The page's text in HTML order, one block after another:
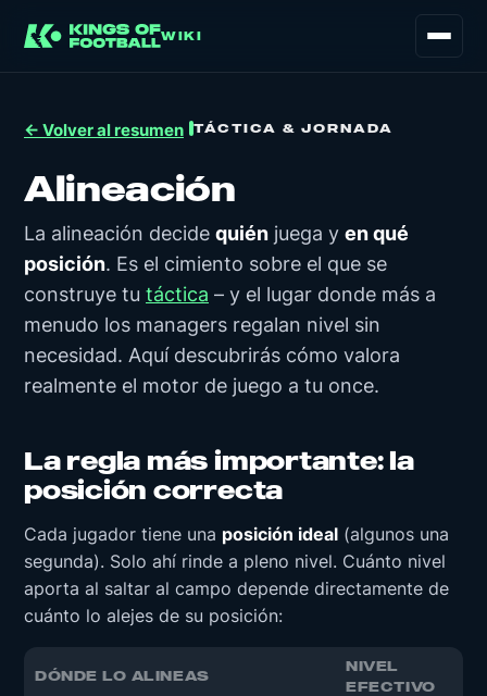
WIKI
← Volver al resumen TÁCTICA & JORNADA
Alineación
La alineación decide quién juega y en qué
posición. Es el cimiento sobre el que se
construye tu táctica – y el lugar donde más a
menudo los managers regalan nivel sin
necesidad. Aquí descubrirás cómo valora
realmente el motor de juego a tu once.
La regla más importante: la
posición correcta
Cada jugador tiene una posición ideal (algunos una
segunda). Solo ahí rinde a pleno nivel. Cuánto nivel
aporta al saltar al campo depende directamente de
cuánto lo alejes de su posición:
DÓNDE LO ALINEAS
NIVEL
EFECTIVO